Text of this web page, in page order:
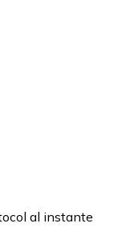
al instante